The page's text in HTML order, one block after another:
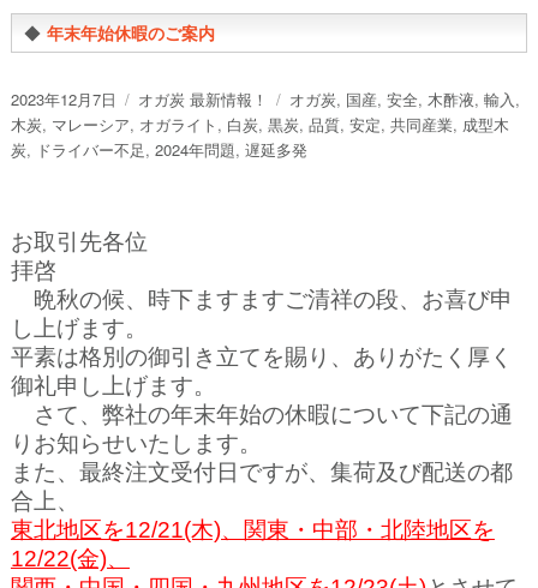
◆ 年末年始休暇のご案内
投
稿
日:
2023年12月7日
カ
テ
ゴ
オガ炭 最新情報！
タ
グ
オガ炭, 国産, 安全, 木酢液, 輸入,
木炭, マレーシア, オガライト , 白炭, 黒炭, 品質, 安定, 共同産業, 成型木
炭, ドライバー不足, 2024年問題, 遅延多発
お取引先各位
拝啓
晩秋の候、時下ますますご清祥の段、お喜び申
し上げます。
平素は格別の御引き立てを賜り、ありがたく厚く
御礼申し上げます。
さて、弊社の年末年始の休暇について下記の通
りお知らせいたします。
また、最終注文受付日ですが、集荷及び配送の都
合上、
東北地区を12/21(木)、関東・中部・北陸地区を
12/22(金)、